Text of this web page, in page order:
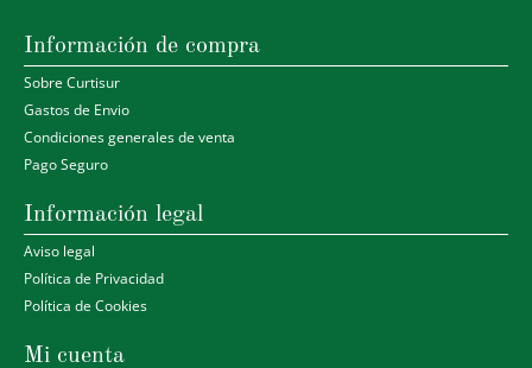
Información de compra
Sobre Curtisur
Gastos de Envio
Condiciones generales de venta
Pago Seguro
Información legal
Aviso legal
Política de Privacidad
Política de Cookies
Mi cuenta